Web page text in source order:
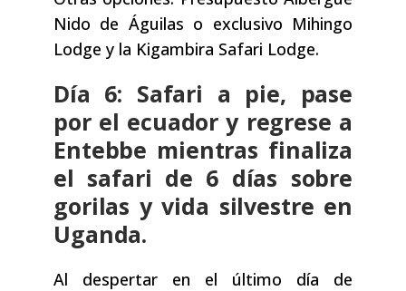
Nido de Águilas o exclusivo Mihingo
Lodge y la Kigambira Safari Lodge.
Día 6: Safari a pie, pase
por el ecuador y regrese a
Entebbe mientras finaliza
el safari de 6 días sobre
gorilas y vida silvestre en
Uganda.
Al despertar en el último día de